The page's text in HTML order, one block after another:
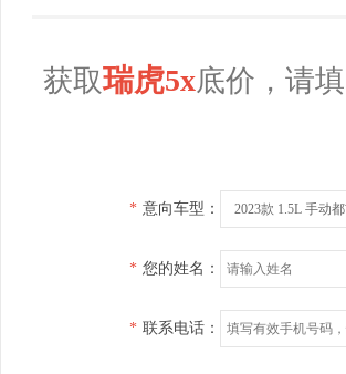
获取瑞虎5x底价，请
* 意向车型： 2023款 1.5L 手动
* 您的姓名：
* 联系电话：